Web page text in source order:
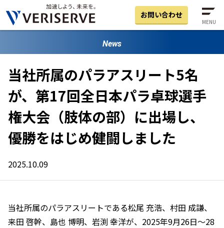
お問い合わせ
MENU
News
当社所属のパラアスリート5名
が、第17回全日本パラ卓球選手
権大会（肢体の部）に出場し、
優勝をはじめ健闘しました
2025.10.09
当社所属のパラアスリートである松尾 充浩、村田 成謙、
来田 啓幹、島也 博明、岩渕 幸洋が、2025年9月26日～28